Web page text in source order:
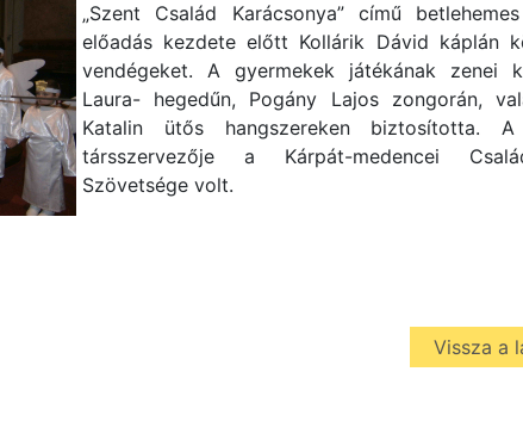
„Szent Család Karácsonya” című
előadás kezdete előtt Kollárik Dávid káplán
vendégeket. A gyermekek játékának zenei
Laura- hegedűn, Pogány Lajos zongorán,
Katalin ütős hangszereken biztosította. A
társszervezője a Kárpát-medencei
Szövetsége volt.
Vissza a